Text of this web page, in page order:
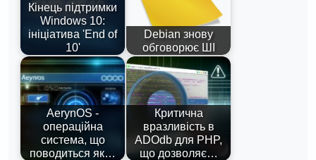
Кінець підтримки
Windows 10:
ініціатива 'End of
10'
Debian знову
обговорює ШІ
AerynOS -
операційна
система, що
поводиться як…
Критична
вразливість в
ADOdb для PHP,
що дозволяє…